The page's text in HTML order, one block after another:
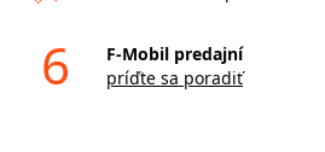
6
F-Mobil predajní
príďte sa poradiť